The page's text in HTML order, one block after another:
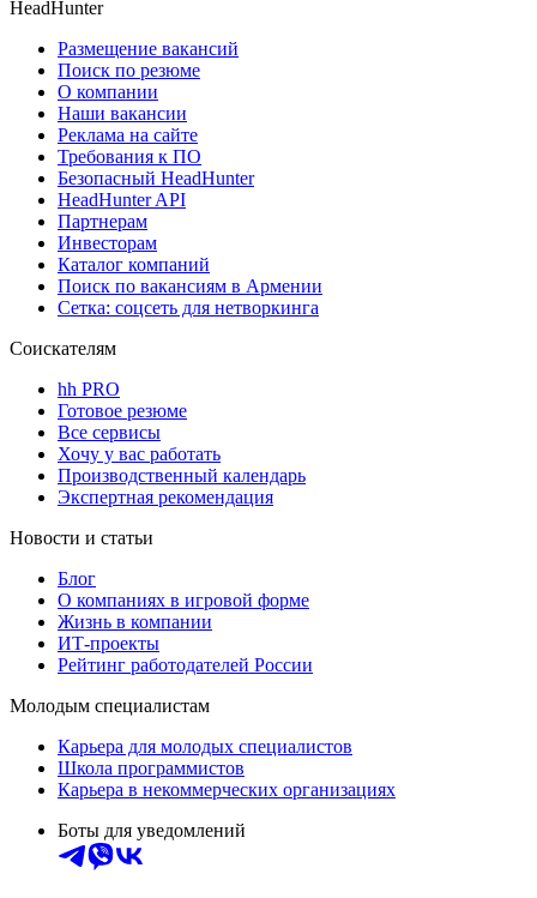
HeadHunter
Размещение вакансий
Поиск по резюме
О компании
Наши вакансии
Реклама на сайте
Требования к ПО
Безопасный HeadHunter
HeadHunter API
Партнерам
Инвесторам
Каталог компаний
Поиск по вакансиям в Армении
Сетка: соцсеть для нетворкинга
Соискателям
hh PRO
Готовое резюме
Все сервисы
Хочу у вас работать
Производственный календарь
Экспертная рекомендация
Новости и статьи
Блог
О компаниях в игровой форме
Жизнь в компании
ИТ-проекты
Рейтинг работодателей России
Молодым специалистам
Карьера для молодых специалистов
Школа программистов
Карьера в некоммерческих организациях
Боты для уведомлений